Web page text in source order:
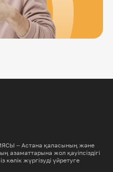
– Астана қаласының және
азаматтарына жол қауіпсіздігі
көлік жүргізуді үйретуге